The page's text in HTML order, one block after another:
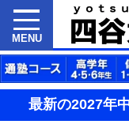
MENU
最新の2027年